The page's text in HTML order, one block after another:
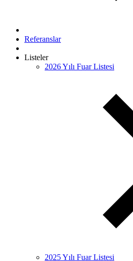
Referanslar
Listeler
2026 Yılı Fuar Listesi
2025 Yılı Fuar Listesi